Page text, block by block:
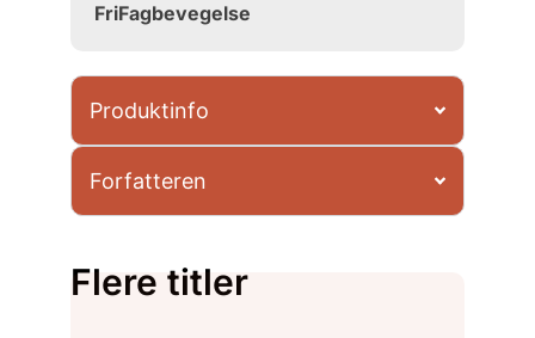
FriFagbevegelse
Produktinfo
Forfatteren
Flere titler